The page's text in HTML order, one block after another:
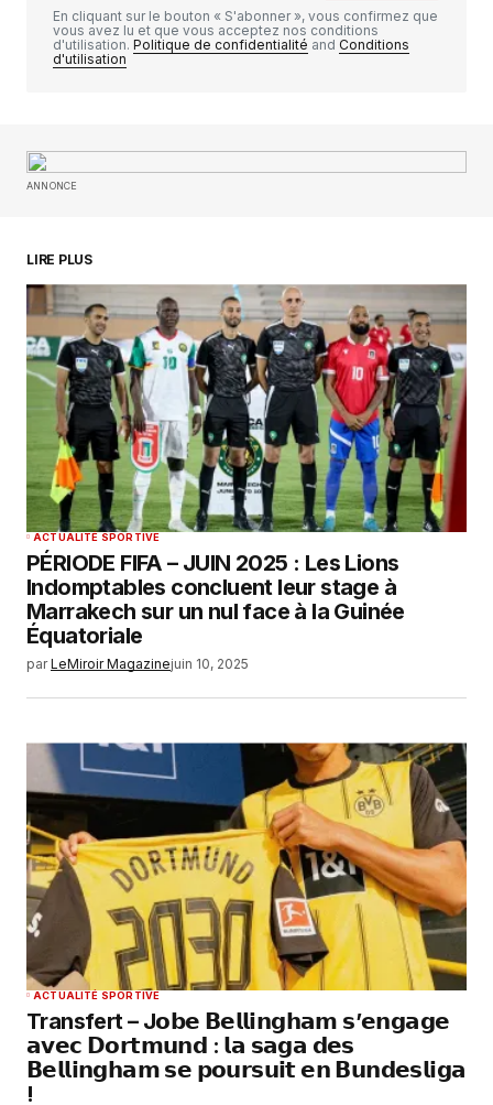
Enregistrer mon nom, mon e-mail et mon
commentaire.
SUBMIT COMMENT
En cliquant sur le bouton « S'abonner », vous confirmez que
vous avez lu et que vous acceptez nos conditions
d'utilisation. Politique de confidentialité and Conditions
d'utilisation
ANNONCE
LIRE PLUS
ACTUALITÉ SPORTIVE
PÉRIODE FIFA – JUIN 2025 : Les Lions
Indomptables concluent leur stage à
Marrakech sur un nul face à la Guinée
Équatoriale
par LeMiroir Magazinejuin 10, 2025
ACTUALITÉ SPORTIVE
Transfert – J𝗼𝗯𝗲 𝗕𝗲𝗹𝗹𝗶𝗻𝗴𝗵𝗮𝗺 𝘀’𝗲𝗻𝗴𝗮𝗴𝗲
𝗮𝘃𝗲𝗰 𝗗𝗼𝗿𝘁𝗺𝘂𝗻𝗱 : 𝗹𝗮 𝘀𝗮𝗴𝗮 𝗱𝗲𝘀
𝗕𝗲𝗹𝗹𝗶𝗻𝗴𝗵𝗮𝗺 𝘀𝗲 𝗽𝗼𝘂𝗿𝘀𝘂𝗶𝘁 𝗲𝗻 𝗕𝘂𝗻𝗱𝗲𝘀𝗹𝗶𝗴𝗮
!